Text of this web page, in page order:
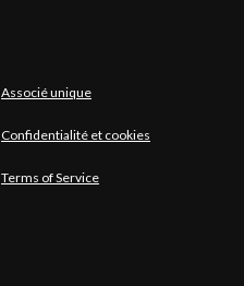
Associé unique
Confidentialité et cookies
Terms of Service